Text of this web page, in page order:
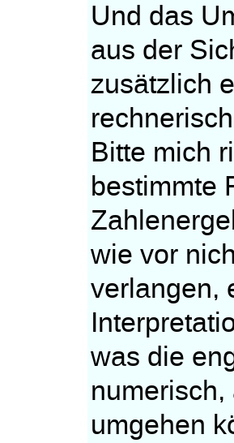
Und das
aus der
zusätzlich
Bitte mich
bestimmte
wie vor
verlangen,
was die
umgehen